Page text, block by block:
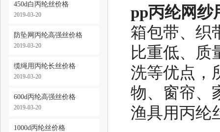
450d白丙纶丝价格
2019-03-20
防坠网丙纶高强丝价格
2019-03-20
缆绳用丙纶长丝价格
2019-03-20
600d丙纶高强丝价格
2019-03-20
1000d丙纶丝价格
pp丙纶网纱
箱包带、织
比重低、质
洗等优点，
物、窗帘、
渔具用丙纶